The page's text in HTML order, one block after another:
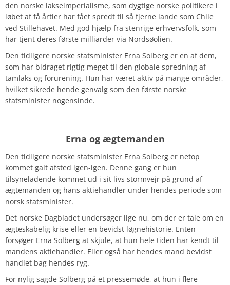
den norske lakseimperialisme, som dygtige norske politikere i
løbet af få årtier har fået spredt til så fjerne lande som Chile
ved Stillehavet. Med god hjælp fra stenrige erhvervsfolk, som
har tjent deres første milliarder via Nordsøolien.
Den tidligere norske statsminister Erna Solberg er en af dem,
som har bidraget rigtig meget til den globale spredning af
tamlaks og forurening. Hun har været aktiv på mange områder,
hvilket sikrede hende genvalg som den første norske
statsminister nogensinde.
Erna og ægtemanden
Den tidligere norske statsminister Erna Solberg er netop
kommet galt afsted igen-igen. Denne gang er hun
tilsyneladende kommet ud i sit livs stormvejr på grund af
ægtemanden og hans aktiehandler under hendes periode som
norsk statsminister.
Det norske Dagbladet undersøger lige nu, om der er tale om en
ægteskabelig krise eller en bevidst løgnehistorie. Enten
forsøger Erna Solberg at skjule, at hun hele tiden har kendt til
mandens aktiehandler. Eller også har hendes mand bevidst
handlet bag hendes ryg.
For nylig sagde Solberg på et pressemøde, at hun i flere